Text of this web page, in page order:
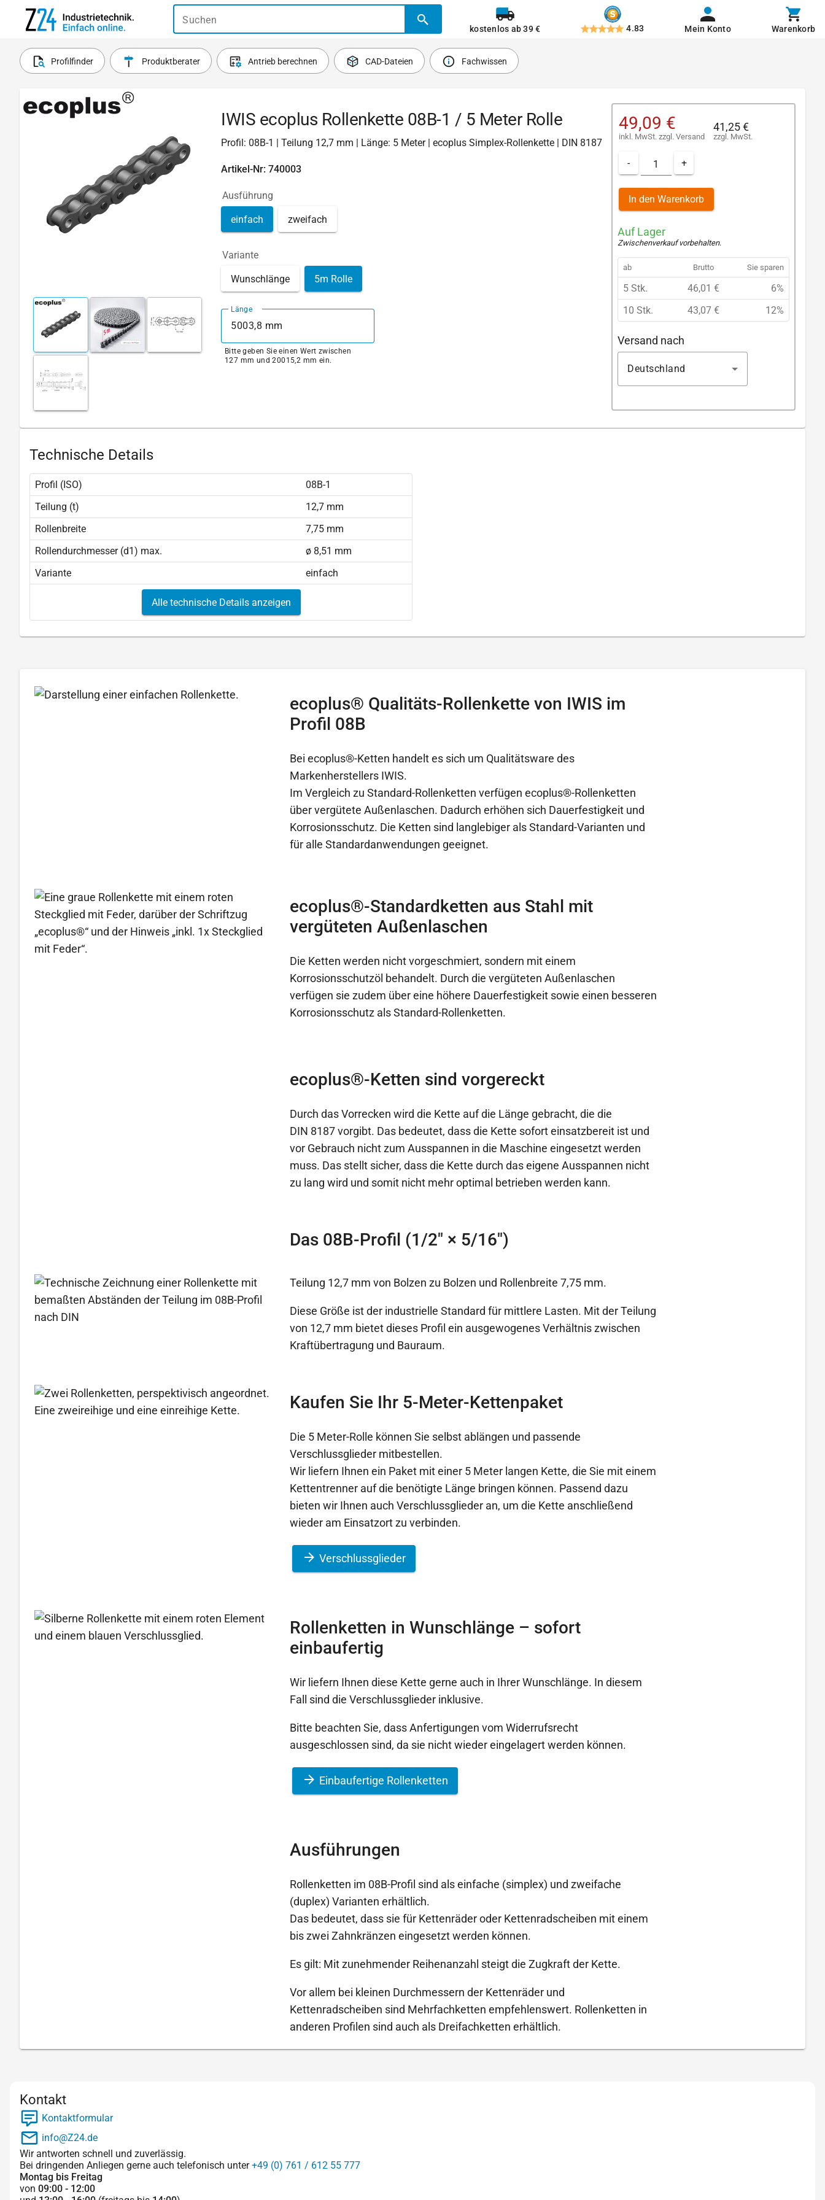
Suchen
kostenlos ab 39 € 4.83 Mein Konto Warenkorb
Profilfinder Produktberater Antrieb berechnen CAD-Dateien Fachwissen
IWIS ecoplus Rollenkette 08B-1 / 5 Meter Rolle
Profil: 08B-1 | Teilung 12,7 mm | Länge: 5 Meter | ecoplus Simplex-Rollenkette | DIN 8187
Artikel-Nr: 740003
Ausführung
einfach zweifach
Variante
Wunschlänge 5m Rolle
Länge
Bitte geben Sie einen Wert zwischen
127 mm und 20015,2 mm ein.
49,09 €
inkl. MwSt. zzgl. Versand
41,25 €
zzgl. MwSt.
- +
In den Warenkorb
Auf Lager
Zwischenverkauf vorbehalten.
ab Brutto Sie sparen
5 Stk. 46,01 €
6%
10 Stk.
43,07 € 12%
Versand nach
Deutschland
Technische Details
Profil (ISO)
08B-1
Teilung (t)
12,7 mm
Rollenbreite
7,75 mm
Rollendurchmesser (d1) max.
ø 8,51 mm
Variante
einfach
Alle technische Details anzeigen
ecoplus® Qualitäts-Rollenkette von IWIS im
Profil 08B
Bei ecoplus®-Ketten handelt es sich um Qualitätsware des
Markenherstellers IWIS.
Im Vergleich zu Standard-Rollenketten verfügen ecoplus®-Rollenketten
über vergütete Außenlaschen. Dadurch erhöhen sich Dauerfestigkeit und
Korrosionsschutz. Die Ketten sind langlebiger als Standard-Varianten und
für alle Standardanwendungen geeignet.
ecoplus®-Standardketten aus Stahl mit
vergüteten Außenlaschen
Die Ketten werden nicht vorgeschmiert, sondern mit einem
Korrosionsschutzöl behandelt. Durch die vergüteten Außenlaschen
verfügen sie zudem über eine höhere Dauerfestigkeit sowie einen besseren
Korrosionsschutz als Standard-Rollenketten.
ecoplus®-Ketten sind vorgereckt
Durch das Vorrecken wird die Kette auf die Länge gebracht, die die
DIN 8187 vorgibt. Das bedeutet, dass die Kette sofort einsatzbereit ist und
vor Gebrauch nicht zum Ausspannen in die Maschine eingesetzt werden
muss. Das stellt sicher, dass die Kette durch das eigene Ausspannen nicht
zu lang wird und somit nicht mehr optimal betrieben werden kann.
Das 08B-Profil (1/2″ × 5/16″)
Teilung 12,7 mm von Bolzen zu Bolzen und Rollenbreite 7,75 mm.
Diese Größe ist der industrielle Standard für mittlere Lasten. Mit der Teilung
von 12,7 mm bietet dieses Profil ein ausgewogenes Verhältnis zwischen
Kraftübertragung und Bauraum.
Kaufen Sie Ihr 5-Meter-Kettenpaket
Die 5 Meter-Rolle können Sie selbst ablängen und passende
Verschlussglieder mitbestellen.
Wir liefern Ihnen ein Paket mit einer 5 Meter langen Kette, die Sie mit einem
Kettentrenner auf die benötigte Länge bringen können. Passend dazu
bieten wir Ihnen auch Verschlussglieder an, um die Kette anschließend
wieder am Einsatzort zu verbinden.
Verschlussglieder
Rollenketten in Wunschlänge – sofort
einbaufertig
Wir liefern Ihnen diese Kette gerne auch in Ihrer Wunschlänge. In diesem
Fall sind die Verschlussglieder inklusive.
Bitte beachten Sie, dass Anfertigungen vom Widerrufsrecht
ausgeschlossen sind, da sie nicht wieder eingelagert werden können.
Einbaufertige Rollenketten
Ausführungen
Rollenketten im 08B-Profil sind als einfache (simplex) und zweifache
(duplex) Varianten erhältlich.
Das bedeutet, dass sie für Kettenräder oder Kettenradscheiben mit einem
bis zwei Zahnkränzen eingesetzt werden können.
Es gilt: Mit zunehmender Reihenanzahl steigt die Zugkraft der Kette.
Vor allem bei kleinen Durchmessern der Kettenräder und
Kettenradscheiben sind Mehrfachketten empfehlenswert. Rollenketten in
anderen Profilen sind auch als Dreifachketten erhältlich.
Kontakt
Kontaktformular
info@Z24.de
Wir antworten schnell und zuverlässig.
Bei dringenden Anliegen gerne auch telefonisch unter+49 (0) 761 / 612 55 777
Montag bis Freitag
von 09:00 - 12:00